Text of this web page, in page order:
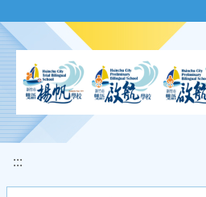
:::